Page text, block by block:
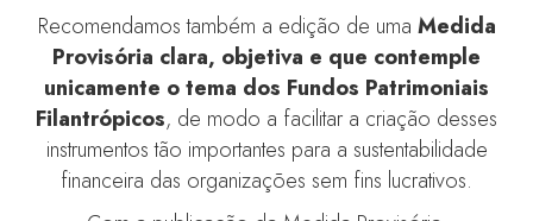
Recomendamos também a edição de uma Medida
Provisória clara, objetiva e que contemple
unicamente o tema dos Fundos Patrimoniais
Filantrópicos, de modo a facilitar a criação desses
instrumentos tão importantes para a sustentabilidade
financeira das organizações sem fins lucrativos.